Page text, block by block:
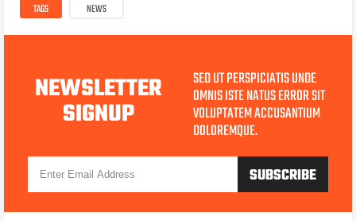
TAGS NEWS
NEWSLETTER
SIGNUP
SED UT PERSPICIATIS UNDE
OMNIS ISTE NATUS ERROR SIT
VOLUPTATEM ACCUSANTIUM
DOLOREMQUE.